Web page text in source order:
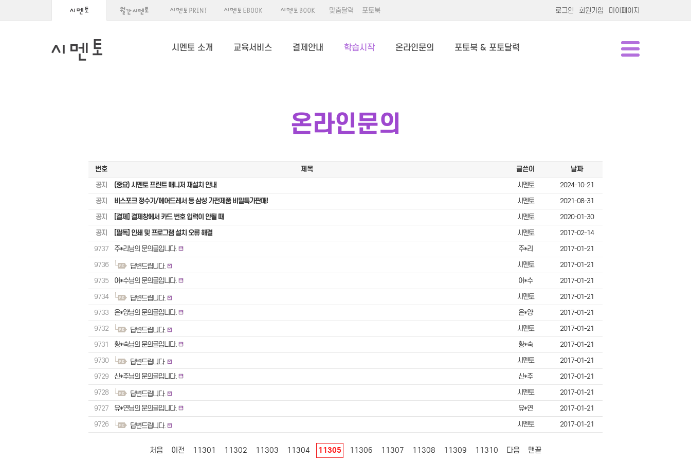
맞춤달력 포토북 로그인 회원가입 마이페이지
시멘토 소개 교육서비스 결제안내 학습시작 온라인문의 포토북 & 포토달력
온라인문의
번호 제목 글쓴이
날짜
공지
(중요) 시멘토 프린트 매니저 재설치 안내 시멘토
2024-10-21
공지
비스포크 정수기/에어드레서 등 삼성 가전제품 비밀특가판매! 시멘토
2021-08-31
공지
[결제] 결제창에서 카드 번호 입력이 안될 때 시멘토
2020-01-30
공지
[필독] 인쇄 및 프로그램 설치 오류 해결 시멘토
2017-02-14
9737
주*리님의 문의글입니다. 주*리
2017-01-21
9736
답변드립니다. 시멘토
2017-01-21
9735
어*수님의 문의글입니다. 어*수
2017-01-21
9734
답변드립니다. 시멘토
2017-01-21
9733
은*양님의 문의글입니다. 은*양
2017-01-21
9732
답변드립니다. 시멘토
2017-01-21
9731
황*숙님의 문의글입니다. 황*숙
2017-01-21
9730
답변드립니다. 시멘토
2017-01-21
9729
신*주님의 문의글입니다. 신*주
2017-01-21
9728
답변드립니다. 시멘토
2017-01-21
9727
유*연님의 문의글입니다. 유*연
2017-01-21
9726
답변드립니다. 시멘토 2017-01-21
처음 이전 11301 11302 11303 11304 11305 11306 11307 11308 11309 11310 다음 맨끝